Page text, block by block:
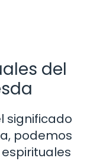
del
significado
podemos